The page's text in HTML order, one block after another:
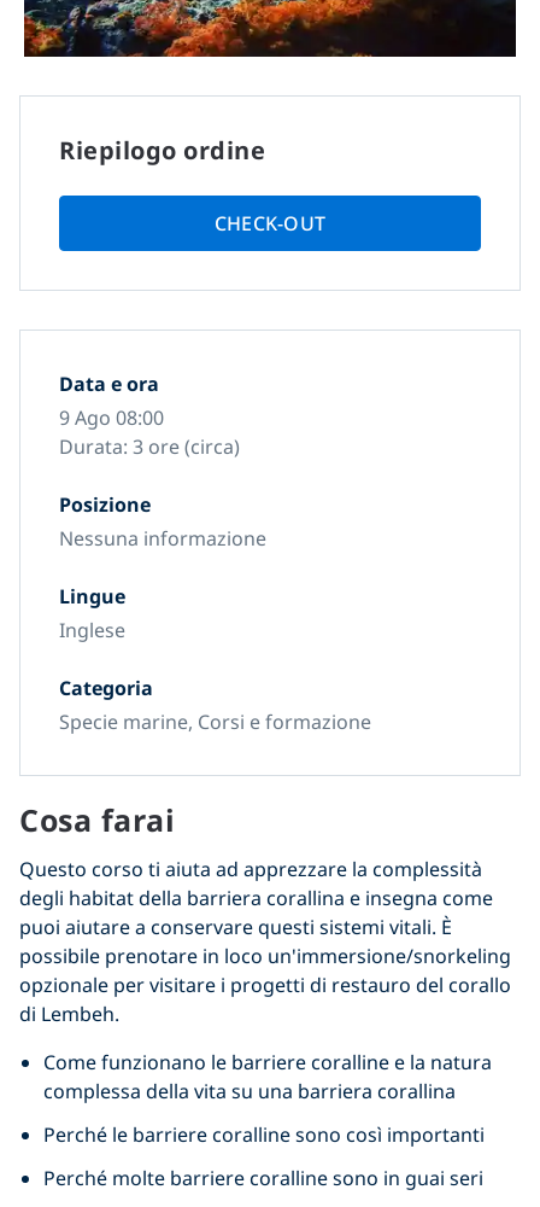
Cosa farai
Questo corso ti aiuta ad apprezzare la complessità
degli habitat della barriera corallina e insegna come
puoi aiutare a conservare questi sistemi vitali. È
possibile prenotare in loco un'immersione/snorkeling
opzionale per visitare i progetti di restauro del corallo
di Lembeh.
Come funzionano le barriere coralline e la natura
complessa della vita su una barriera corallina
Perché le barriere coralline sono così importanti
Perché molte barriere coralline sono in guai seri
Riepilogo ordine
CHECK-OUT
Data e ora
9 Ago 08:00
Durata: 3 ore (circa)
Posizione
Nessuna informazione
Lingue
Inglese
Categoria
Specie marine, Corsi e formazione